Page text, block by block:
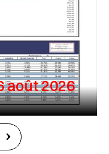
août 2026